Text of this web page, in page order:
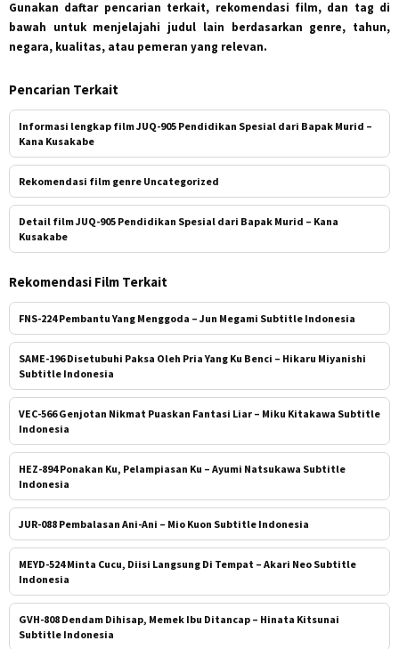
Gunakan daftar pencarian terkait, rekomendasi film, dan tag di
bawah untuk menjelajahi judul lain berdasarkan genre, tahun,
negara, kualitas, atau pemeran yang relevan.
Pencarian Terkait
Informasi lengkap film JUQ-905 Pendidikan Spesial dari Bapak Murid –
Kana Kusakabe
Rekomendasi film genre Uncategorized
Detail film JUQ-905 Pendidikan Spesial dari Bapak Murid – Kana
Kusakabe
Rekomendasi Film Terkait
FNS-224 Pembantu Yang Menggoda – Jun Megami Subtitle Indonesia
SAME-196 Disetubuhi Paksa Oleh Pria Yang Ku Benci – Hikaru Miyanishi
Subtitle Indonesia
VEC-566 Genjotan Nikmat Puaskan Fantasi Liar – Miku Kitakawa Subtitle
Indonesia
HEZ-894 Ponakan Ku, Pelampiasan Ku – Ayumi Natsukawa Subtitle
Indonesia
JUR-088 Pembalasan Ani-Ani – Mio Kuon Subtitle Indonesia
MEYD-524 Minta Cucu, Diisi Langsung Di Tempat – Akari Neo Subtitle
Indonesia
GVH-808 Dendam Dihisap, Memek Ibu Ditancap – Hinata Kitsunai
Subtitle Indonesia